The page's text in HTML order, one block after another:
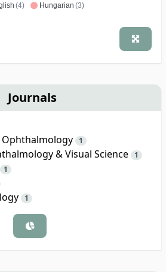
(4) Hungarian (3)
Journals
1
& Visual Science 1
1
1